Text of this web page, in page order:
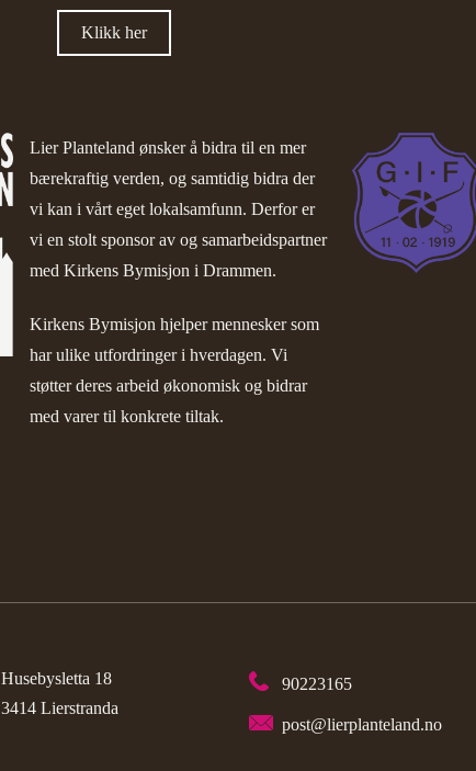
Klikk her
Lier Planteland ønsker å bidra til en mer
bærekraftig verden, og samtidig bidra der
vi kan i vårt eget lokalsamfunn. Derfor er
vi en stolt sponsor av og samarbeidspartner
med Kirkens Bymisjon i Drammen.
Kirkens Bymisjon hjelper mennesker som
har ulike utfordringer i hverdagen. Vi
støtter deres arbeid økonomisk og bidrar
med varer til konkrete tiltak.
Husebysletta 18
3414 Lierstranda
90223165
post@lierplanteland.no